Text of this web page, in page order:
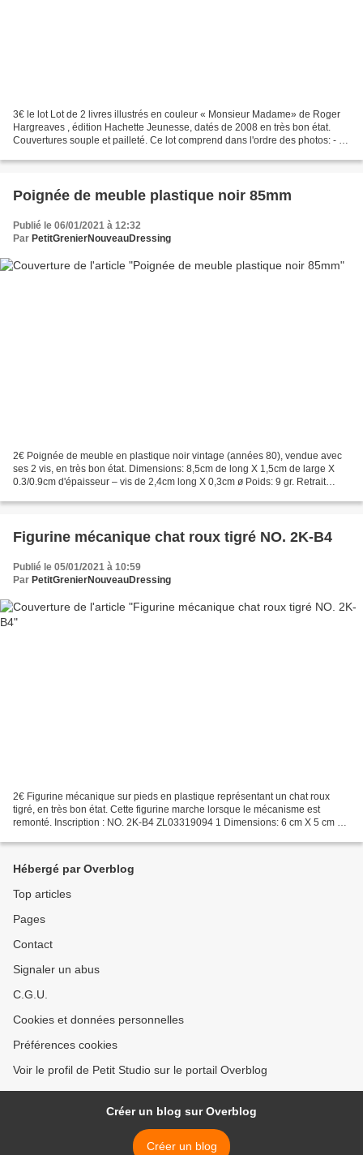
3€ le lot Lot de 2 livres illustrés en couleur « Monsieur Madame» de Roger
Hargreaves , édition Hachette Jeunesse, datés de 2008 en très bon état.
Couvertures souple et pailleté. Ce lot comprend dans l'ordre des photos: - «
Poignée de meuble plastique noir 85mm
Publié le 06/01/2021 à 12:32
Par PetitGrenierNouveauDressing
2€ Poignée de meuble en plastique noir vintage (années 80), vendue avec
ses 2 vis, en très bon état. Dimensions: 8,5cm de long X 1,5cm de large X
0.3/0.9cm d'épaisseur – vis de 2,4cm long X 0,3cm ø Poids: 9 gr. Retrait
Figurine mécanique chat roux tigré NO. 2K-B4
Publié le 05/01/2021 à 10:59
Par PetitGrenierNouveauDressing
2€ Figurine mécanique sur pieds en plastique représentant un chat roux
tigré, en très bon état. Cette figurine marche lorsque le mécanisme est
remonté. Inscription : NO. 2K-B4 ZL03319094 1 Dimensions: 6 cm X 5 cm X
Hébergé par Overblog
Top articles
Pages
Contact
Signaler un abus
C.G.U.
Cookies et données personnelles
Préférences cookies
Voir le profil de Petit Studio sur le portail Overblog
Créer un blog sur Overblog
Créer un blog